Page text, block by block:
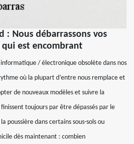
: Nous débarrassons vos
est encombrant
/ électronique obsolète dans nos
où la plupart d’entre nous remplace et
de nouveaux modèles et suivre la
toujours par être dépassés par le
poussière dans certains sous-sols ou
dès maintenant : combien